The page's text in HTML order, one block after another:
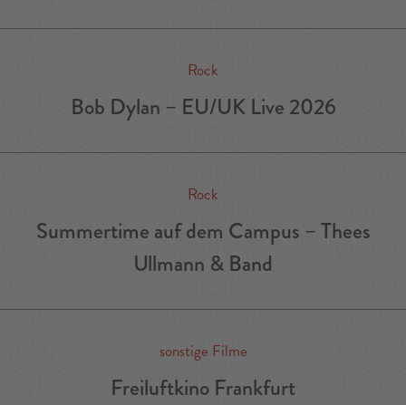
Rock
Bob Dylan – EU/UK Live 2026
Rock
Summertime auf dem Campus – Thees
Ullmann & Band
sonstige Filme
Freiluftkino Frankfurt